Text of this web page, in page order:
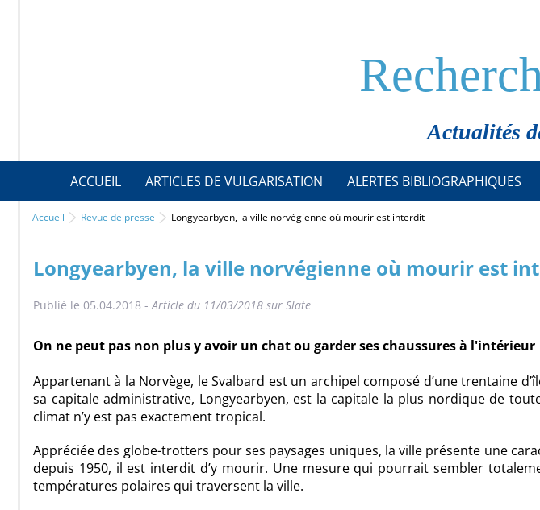
Actualités
ACCUEIL ARTICLES DE VULGARISATION ALERTES BIBLIOGRAPHIQUES
Accueil Revue de presse Longyearbyen, la ville norvégienne où mourir est interdit
Longyearbyen, la ville norvégienne où mourir est
Publié le 05.04.2018 -Article du 11/03/2018 sur Slate
On ne peut pas non plus y avoir un chat ou garder ses chaussures à l'intérieur
Appartenant à la Norvège, le Svalbard est un archipel composé d’une trentaine
sa capitale administrative, Longyearbyen, est la capitale la plus nordique de
climat n’y est pas exactement tropical.
Appréciée des globe-trotters pour ses paysages uniques, la ville présente une
depuis 1950, il est interdit d’y mourir. Une mesure qui pourrait sembler
températures polaires qui traversent la ville.